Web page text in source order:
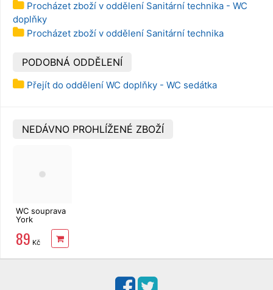
Procházet zboží v oddělení Sanitární technika - WC
doplňky
Procházet zboží v oddělení Sanitární technika
PODOBNÁ ODDĚLENÍ
Přejít do oddělení WC doplňky - WC sedátka
NEDÁVNO PROHLÍŽENÉ ZBOŽÍ
WC souprava
York
BACTERIA
STOP
89 Kč